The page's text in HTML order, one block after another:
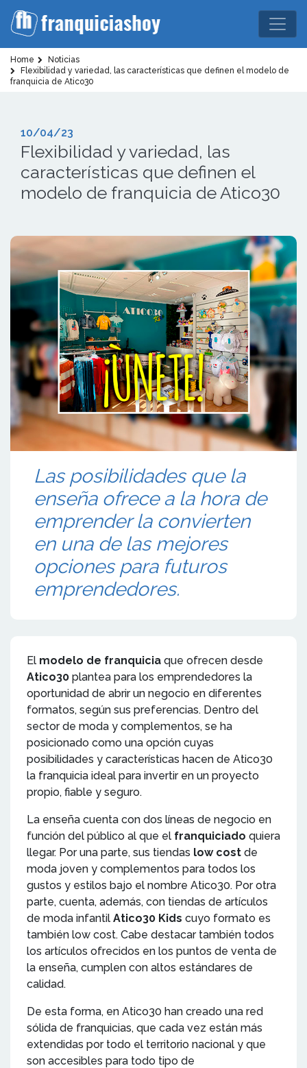
Home
Noticias
Flexibilidad y variedad, las características que definen el modelo de
franquicia de Atico30
10/04/23
Flexibilidad y variedad, las
características que definen el
modelo de franquicia de Atico30
Las posibilidades que la
enseña ofrece a la hora de
emprender la convierten
en una de las mejores
opciones para futuros
emprendedores.
El modelo de franquicia que ofrecen desde
Atico30 plantea para los emprendedores la
oportunidad de abrir un negocio en diferentes
formatos, según sus preferencias. Dentro del
sector de moda y complementos, se ha
posicionado como una opción cuyas
posibilidades y características hacen de Atico30
la franquicia ideal para invertir en un proyecto
propio, fiable y seguro.
La enseña cuenta con dos líneas de negocio en
función del público al que el franquiciado quiera
llegar. Por una parte, sus tiendas low cost de
moda joven y complementos para todos los
gustos y estilos bajo el nombre Atico30. Por otra
parte, cuenta, además, con tiendas de artículos
de moda infantil Atico30 Kids cuyo formato es
también low cost. Cabe destacar también todos
los artículos ofrecidos en los puntos de venta de
la enseña, cumplen con altos estándares de
calidad.
De esta forma, en Atico30 han creado una red
sólida de franquicias, que cada vez están más
extendidas por todo el territorio nacional y que
son accesibles para todo tipo de